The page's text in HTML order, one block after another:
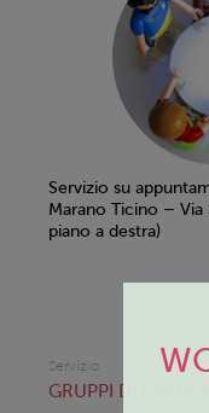
Servizio su
Marano Ticino –
piano a destra)
Servizio
GRUPPI DI PAROLA